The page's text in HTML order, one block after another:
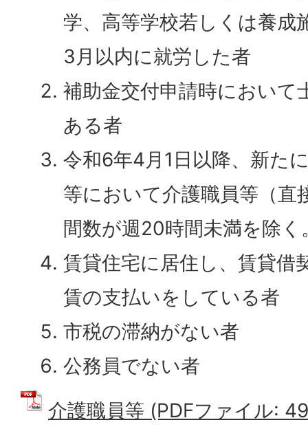
学、高等学校若しくは養成
3月以内に就労した者
補助金交付申請時において
ある者
令和6年4月1日以降、新た
等において介護職員等（直
間数が週20時間未満を除
賃貸住宅に居住し、賃貸借
賃の支払いをしている者
市税の滞納がない者
公務員でない者
介護職員等 (PDFファイル: